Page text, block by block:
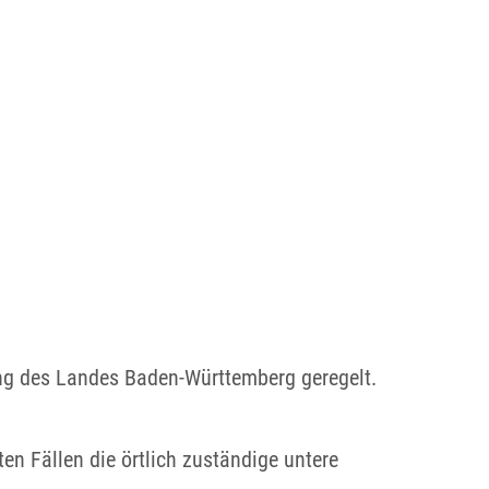
Landes Baden-Württemberg geregelt.
Fällen die örtlich zuständige untere